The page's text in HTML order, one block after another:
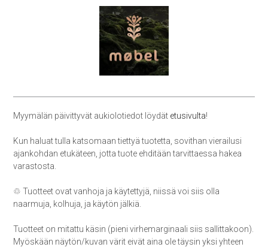
Myymälän päivittyvät aukiolotiedot löydät etusivulta!
Kun haluat tulla katsomaan tiettyä tuotetta, sovithan vierailusi
ajankohdan etukäteen, jotta tuote ehditään tarvittaessa hakea
varastosta.
♲ Tuotteet ovat vanhoja ja käytettyjä, niissä voi siis olla
naarmuja, kolhuja, ja käytön jälkiä.
Tuotteet on mitattu käsin (pieni virhemarginaali siis sallittakoon).
Myöskään näytön/kuvan värit eivät aina ole täysin yksi yhteen